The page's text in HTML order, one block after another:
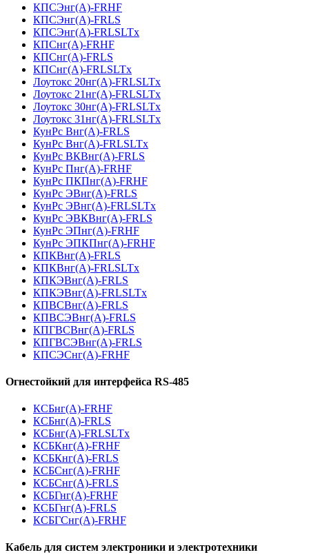
КПСЭнг(А)-FRHF
КПСЭнг(А)-FRLS
КПСЭнг(А)-FRLSLTx
КПСнг(А)-FRHF
КПСнг(А)-FRLS
КПСнг(А)-FRLSLTx
Лоутокс 20нг(А)-FRLSLTx
Лоутокс 21нг(А)-FRLSLTx
Лоутокс 30нг(А)-FRLSLTx
Лоутокс 31нг(А)-FRLSLTx
КунРс Внг(А)-FRLS
КунРс Внг(А)-FRLSLTx
КунРс ВКВнг(А)-FRLS
КунРс Пнг(А)-FRHF
КунРс ПКПнг(А)-FRHF
КунРс ЭВнг(А)-FRLS
КунРс ЭВнг(А)-FRLSLTx
КунРс ЭВКВнг(А)-FRLS
КунРс ЭПнг(А)-FRHF
КунРс ЭПКПнг(А)-FRHF
КПКВнг(А)-FRLS
КПКВнг(А)-FRLSLTx
КПКЭВнг(А)-FRLS
КПКЭВнг(А)-FRLSLTx
КПВСВнг(А)-FRLS
КПВСЭВнг(А)-FRLS
КПГВСВнг(А)-FRLS
КПГВСЭВнг(А)-FRLS
КПСЭСнг(А)-FRHF
Огнестойкий для интерфейса RS-485
КСБнг(А)-FRHF
КСБнг(А)-FRLS
КСБнг(А)-FRLSLTx
КСБКнг(А)-FRHF
КСБКнг(А)-FRLS
КСБСнг(А)-FRHF
КСБСнг(А)-FRLS
КСБГнг(А)-FRHF
КСБГнг(А)-FRLS
КСБГСнг(А)-FRHF
Кабель для систем электроники и электротехники